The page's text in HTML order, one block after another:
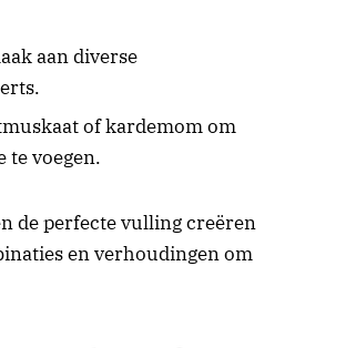
aan diverse
of kardemom om
te voegen.
de perfecte vulling creëren
en verhoudingen om